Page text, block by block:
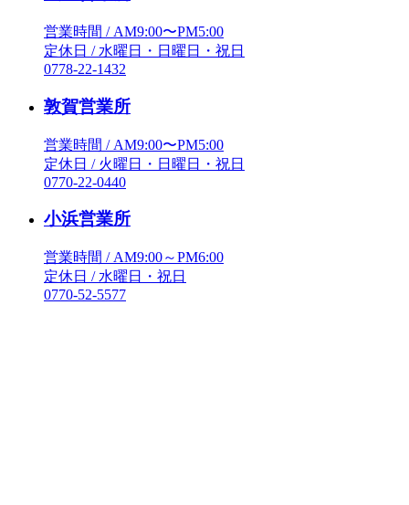
営業時間 / AM9:00〜PM5:00
定休日 / 水曜日・日曜日・祝日
0778-22-1432
敦賀営業所
営業時間 / AM9:00〜PM5:00
定休日 / 火曜日・日曜日・祝日
0770-22-0440
小浜営業所
営業時間 / AM9:00～PM6:00
定休日 / 水曜日・祝日
0770-52-5577